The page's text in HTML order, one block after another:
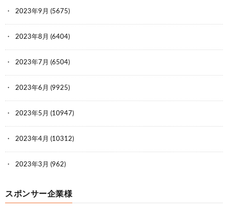
2023年9月 (5675)
2023年8月 (6404)
2023年7月 (6504)
2023年6月 (9925)
2023年5月 (10947)
2023年4月 (10312)
2023年3月 (962)
スポンサー企業様